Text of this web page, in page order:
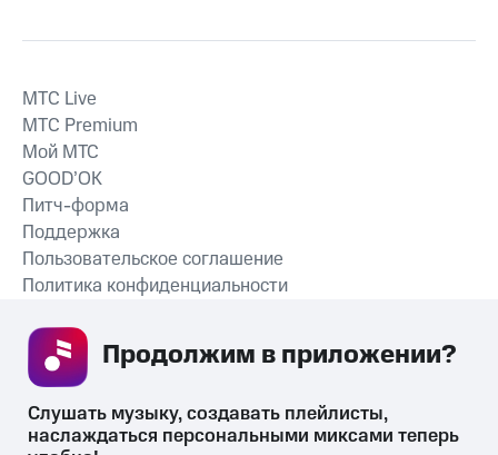
СКАЧАТЬ ПРИЛОЖЕНИЕ
MTС Live
MTС Premium
Мой МТС
GOOD’OK
Питч-форма
Поддержка
Пользовательское соглашение
Политика конфиденциальности
Слушать музыку, создавать плейлисты,
наслаждаться персональными миксами теперь